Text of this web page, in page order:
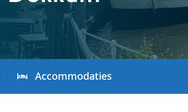
Accommodaties